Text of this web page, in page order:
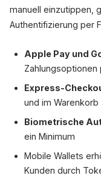
manuell einzutippen,
Authentifizierung per
Apple Pay und
Express-
und im Warenkorb
Biometrische
ein Minimum
Mobile Wallets
Kunden durch